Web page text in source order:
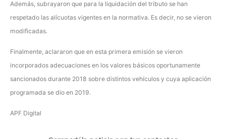
Además, subrayaron que para la liquidación del tributo se han
respetado las alícuotas vigentes en la normativa. Es decir, no se vieron
modificadas.
Finalmente, aclararon que en esta primera emisión se vieron
incorporados adecuaciones en los valores básicos oportunamente
sancionados durante 2018 sobre distintos vehículos y cuya aplicación
programada se dio en 2019.
APF Digital